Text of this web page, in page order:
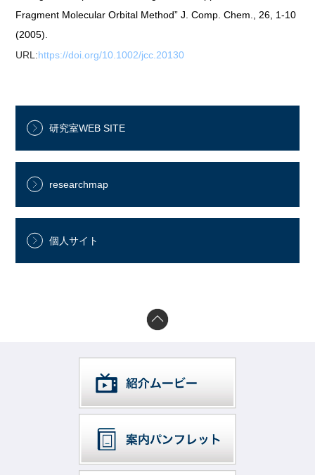
Fragment Molecular Orbital Method” J. Comp. Chem., 26, 1-10
(2005).
URL:https://doi.org/10.1002/jcc.20130
研究室WEB SITE
researchmap
個人サイト